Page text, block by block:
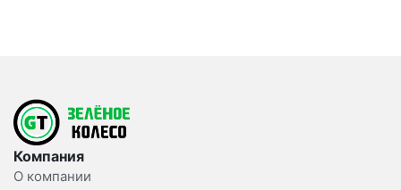
Компания
О компании